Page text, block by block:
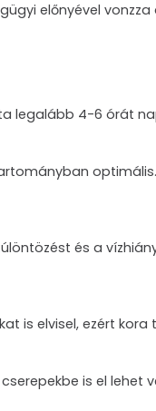
előnyével
legalább 4-6 órát
optimális.
és a
is elvisel, ezért
is el lehet